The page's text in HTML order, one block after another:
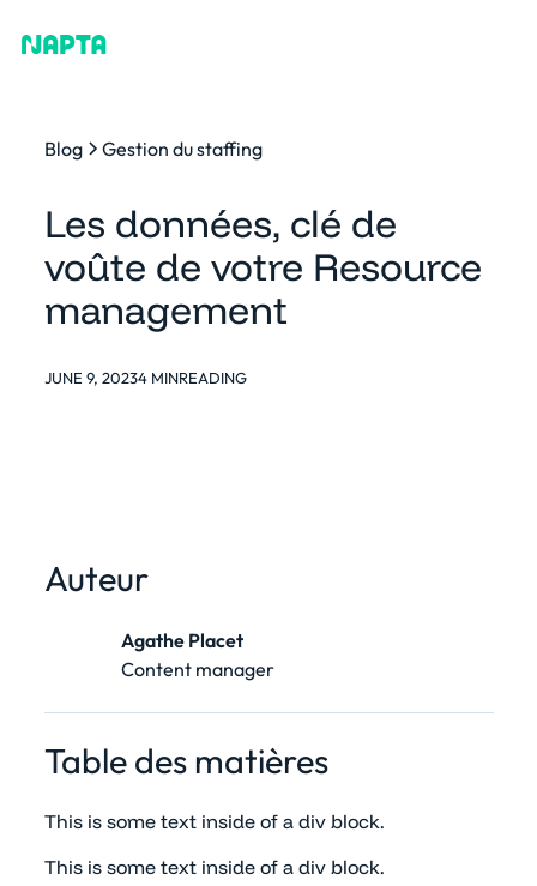
Blog Gestion du staffing
Les données, clé de
voûte de votre Resource
management
JUNE 9, 20234 MINREADING
Auteur
Agathe Placet
Content manager
Table des matières
This is some text inside of a div block.
This is some text inside of a div block.